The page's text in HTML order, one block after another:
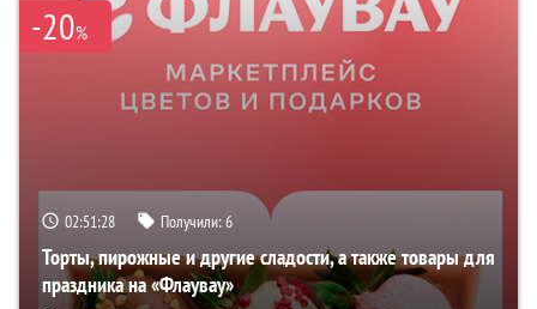
-20%
02:51:27 Получили:6
Торты, пирожные и другие сладости, а также товары для
праздника на «Флаувау»